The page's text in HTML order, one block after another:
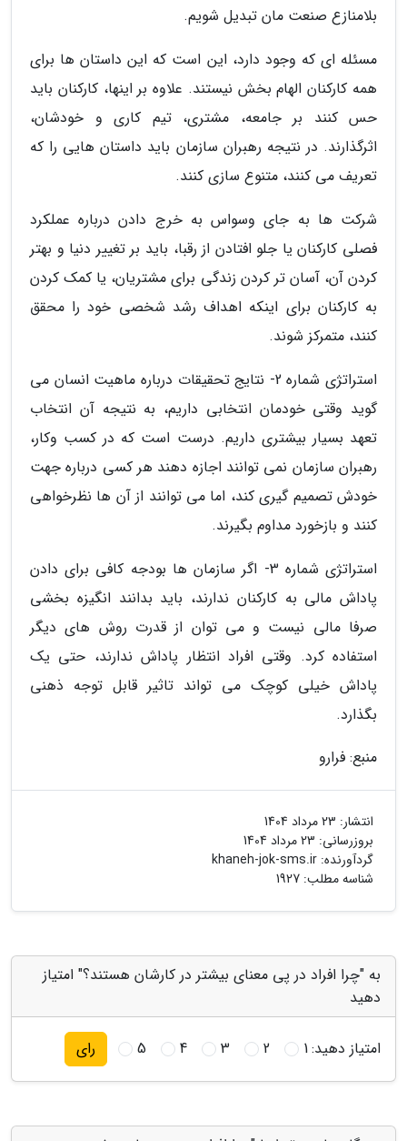
بلامنازع صنعت مان تبدیل شویم.
مسئله ای که وجود دارد، این است که این داستان ها برای
همه کارکنان الهام بخش نیستند. علاوه بر اینها، کارکنان باید
حس کنند بر جامعه، مشتری، تیم کاری و خودشان،
اثرگذارند. در نتیجه رهبران سازمان باید داستان هایی را که
تعریف می کنند، متنوع سازی کنند.
شرکت ها به جای وسواس به خرج دادن درباره عملکرد
فصلی کارکنان یا جلو افتادن از رقبا، باید بر تغییر دنیا و بهتر
کردن آن، آسان تر کردن زندگی برای مشتریان، یا کمک کردن
به کارکنان برای اینکه اهداف رشد شخصی خود را محقق
کنند، متمرکز شوند.
استراتژی شماره 2- نتایج تحقیقات درباره ماهیت انسان می
گوید وقتی خودمان انتخابی داریم، به نتیجه آن انتخاب
تعهد بسیار بیشتری داریم. درست است که در کسب وکار،
رهبران سازمان نمی توانند اجازه دهند هر کسی درباره جهت
خودش تصمیم گیری کند، اما می توانند از آن ها نظرخواهی
کنند و بازخورد مداوم بگیرند.
استراتژی شماره 3- اگر سازمان ها بودجه کافی برای دادن
پاداش مالی به کارکنان ندارند، باید بدانند انگیزه بخشی
صرفا مالی نیست و می توان از قدرت روش های دیگر
استفاده کرد. وقتی افراد انتظار پاداش ندارند، حتی یک
پاداش خیلی کوچک می تواند تاثیر قابل توجه ذهنی
بگذارد.
منبع: فرارو
انتشار: 23 مرداد 1404
بروزرسانی: 23 مرداد 1404
گردآورنده: khaneh-jok-sms.ir
شناسه مطلب: 1927
به "چرا افراد در پی معنای بیشتر در کارشان هستند؟" امتیاز
دهید
امتیاز دهید:1
2
3
4
5 رای